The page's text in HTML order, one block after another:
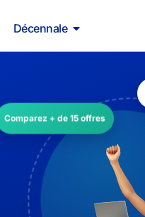
Décennale
Comparez + de 15 offres